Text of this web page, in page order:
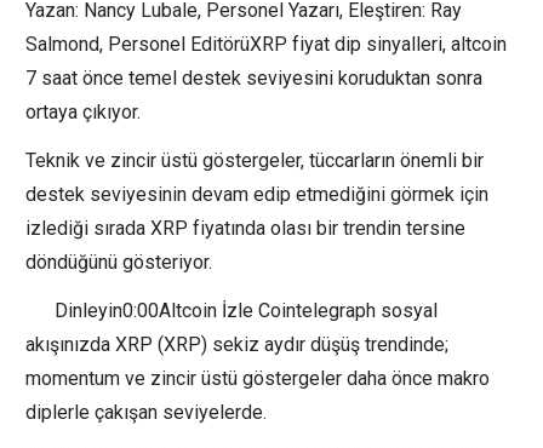
Yazan: Nancy Lubale, Personel Yazarı, Eleştiren: Ray
Salmond, Personel EditörüXRP fiyat dip sinyalleri, altcoin
7 saat önce temel destek seviyesini koruduktan sonra
ortaya çıkıyor.
Teknik ve zincir üstü göstergeler, tüccarların önemli bir
destek seviyesinin devam edip etmediğini görmek için
izlediği sırada XRP fiyatında olası bir trendin tersine
döndüğünü gösteriyor.
Dinleyin0:00Altcoin İzle Cointelegraph sosyal
akışınızda XRP (XRP) sekiz aydır düşüş trendinde;
momentum ve zincir üstü göstergeler daha önce makro
diplerle çakışan seviyelerde.